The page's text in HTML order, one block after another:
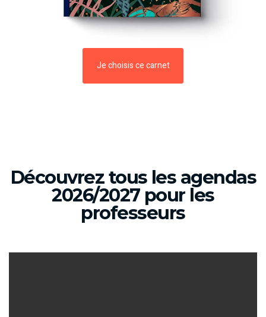
Je choisis ce carnet
Découvrez tous les agendas
2026/2027 pour les
professeurs